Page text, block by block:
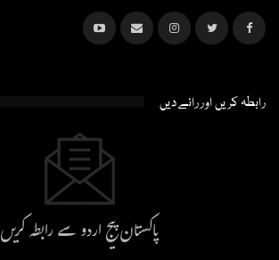
رابطہ کریں اور رائے دیں
پاکستان پیج اردو سے رابطہ کریں